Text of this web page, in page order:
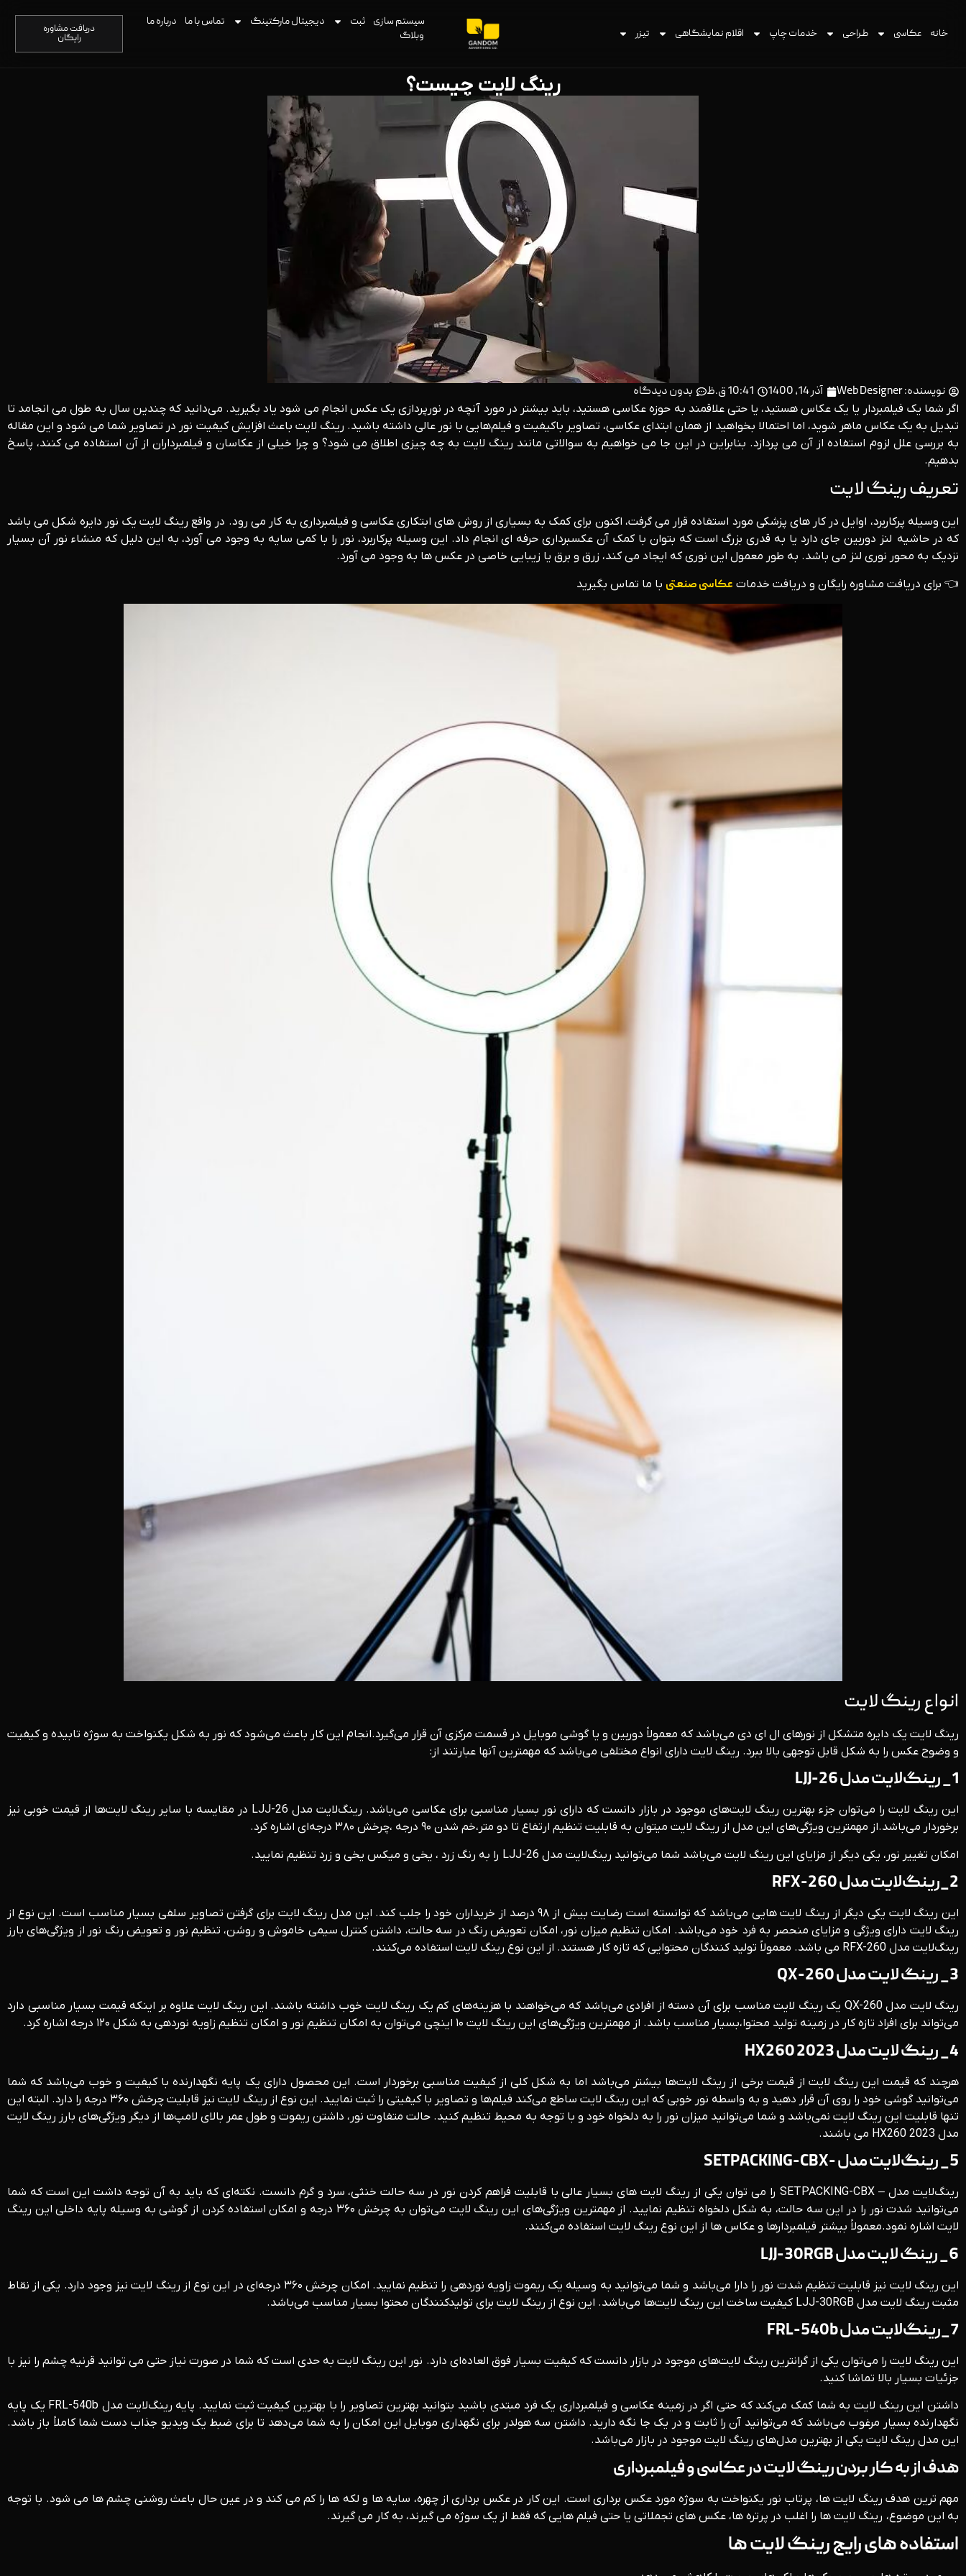
خانه عکاسی طراحی خدمات چاپ اقلام نمایشگاهی تیزر
سیستم سازی ثبت دیجیتال مارکتینگ تماس با ما
درباره ما
وبلاگ
دریافت مشاوره
رایگان
رینگ لایت چیست؟
نویسنده: آذر 14, 1400 10:41 ق.ظ بدون دیدگاه
اگر شما یک فیلمبردار یا یک عکاس هستید، یا حتی علاقمند به حوزه عکاسی هستید، باید بیشتر در مورد آنچه در نورپردازی یک عکس انجام می شود یاد بگیرید. می‌دانید که چندین سال به طول می انجامد تا
تبدیل به یک عکاس ماهر شوید، اما احتمالا بخواهید از همان ابتدای عکاسی، تصاویر باکیفیت و فیلم‌هایی با نور عالی داشته باشید. رینگ لایت باعث افزایش کیفیت نور در تصاویر شما می شود و این مقاله
به بررسی علل لزوم استفاده از آن می پردازد. بنابراین در این جا می خواهیم به سوالاتی مانند رینگ لایت به چه چیزی اطلاق می شود؟ و چرا خیلی از عکاسان و فیلمبرداران از آن استفاده می کنند، پاسخ
بدهیم.
تعریف رینگ لایت
این وسیله پرکاربرد، اوایل در کار های پزشکی مورد استفاده قرار می گرفت، اکنون برای کمک به بسیاری از روش های ابتکاری عکاسی و فیلمبرداری به کار می رود. در واقع رینگ لایت یک نور دایره شکل می باشد
که در حاشیه لنز دوربین جای دارد یا به قدری بزرگ است که بتوان با کمک آن عکسبرداری حرفه ای انجام داد. این وسیله پرکاربرد، نور را با کمی سایه به وجود می آورد، به این دلیل که منشاء نور آن بسیار
نزدیک به محور نوری لنز می باشد. به طور معمول این نوری که ایجاد می کند، زرق و برق یا زیبایی خاصی در عکس ها به وجود می آورد.
👈 برای دریافت مشاوره رایگان و دریافت خدمات عکاسی صنعتی با ما تماس بگیرید
انواع رینگ لایت
رینگ لایت یک دایره متشکل از نورهای ال ای دی می‌باشد که معمولاً دوربین و یا گوشی موبایل در قسمت مرکزی آن قرار می‌گیرد.انجام این کار باعث می‌شود که نور به شکل یکنواخت به سوژه تابیده و کیفیت
و وضوح عکس را به شکل قابل توجهی بالا ببرد. رینگ لایت دارای انواع مختلفی می‌باشد که مهمترین آنها عبارتند از:
1_ رینگ‌لایت مدل LJJ-26
این رینگ لایت را می‌توان جزء بهترین رینگ لایت‌های موجود در بازار دانست که دارای نور بسیار مناسبی برای عکاسی می‌باشد. رینگ‌لایت مدل LJJ-26 در مقایسه با سایر رینگ لایت‌ها از قیمت خوبی نیز
برخوردار می‌باشد.از مهمترین ویژگی‌های این مدل از رینگ لایت میتوان به قابلیت تنظیم ارتفاع تا دو متر،خم شدن ۹۰ درجه ،چرخش ۳۸۰ درجه‌ای اشاره کرد.
امکان تغییر نور، یکی دیگر از مزایای این رینگ لایت می‌باشد شما می‌توانید رینگ‌لایت مدل LJJ-26 را به رنگ زرد ، یخی و میکس یخی و زرد تنظیم نمایید.
2_رینگ‌لایت مدل RFX-260
این رینگ لایت یکی دیگر از رینگ‌ لایت هایی می‌باشد که توانسته است رضایت بیش از ۹۸ درصد از خریداران خود را جلب کند. این مدل رینگ لایت برای گرفتن تصاویر سلفی بسیار مناسب است. این نوع از
رینگ لایت دارای ویژگی و مزایای منحصر به فرد خود می‌باشد. امکان تنظیم میزان نور، امکان تعویض رنگ در سه حالت، داشتن کنترل سیمی خاموش و روشن، تنظیم نور و تعویض رنگ نور از ویژگی‌های بارز
رینگ‌لایت مدل RFX-260 می باشد. معمولاً تولید کنندگان محتوایی که تازه کار هستند. از این نوع رینگ لایت استفاده می‌کنند.
3_ رینگ لایت مدل QX-260
رینگ لایت مدل QX-260 یک رینگ لایت مناسب برای آن دسته از افرادی می‌باشد که می‌خواهند با هزینه‌های کم یک رینگ لایت خوب داشته باشند. این رینگ لایت علاوه بر اینکه قیمت بسیار مناسبی دارد
می‌تواند برای افراد تازه کار در زمینه تولید محتوا،بسیار مناسب باشد. از مهمترین ویژگی‌های این رینگ لایت ۱۰ اینچی می‌توان به امکان تنظیم نور و امکان تنظیم زاویه نوردهی به شکل ۱۲۰ درجه اشاره کرد.
4_ رینگ لایت مدل HX260 2023
هرچند که قیمت این رینگ لایت از قیمت برخی از رینگ لایت‌ها بیشتر می‌باشد‌ اما به شکل کلی از کیفیت مناسبی برخوردار است. این محصول دارای یک پایه نگهدارنده با کیفیت و خوب می‌باشد که شما
می‌توانید گوشی خود را روی آن قرار دهید و به واسطه نور خوبی که این رینگ لایت ساطع می‌کند فیلم‌ها و تصاویر با کیفیتی را ثبت نمایید. این نوع از رینگ لایت نیز قابلیت چرخش ۳۶۰ درجه را دارد. البته این
تنها قابلیت این رینگ لایت نمی‌باشد و شما می‌توانید میزان نور را به دلخواه خود و با توجه به محیط تنظیم کنید. حالت متفاوت نور، داشتن ریموت و طول عمر بالای لامپ‌ها از دیگر ویژگی‌های بارز رینگ لایت
مدل HX260 2023 می باشند.
5_ رینگ‌لایت مدل -SETPACKING-CBX
رینگ‌لایت مدل – SETPACKING-CBX را می‌ توان یکی از رینگ لایت‌ های بسیار عالی با قابلیت فراهم کردن نور در سه حالت خنثی، سرد و گرم دانست. نکته‌ای که باید به آن توجه داشت این است که شما
می‌توانید شدت نور را در این سه حالت، به شکل دلخواه تنظیم نمایید. از مهمترین ویژگی‌های این رینگ لایت می‌توان به چرخش ۳۶۰ درجه و امکان استفاده کردن از گوشی به وسیله پایه داخلی این رینگ
لایت اشاره نمود.معمولاً بیشتر فیلمبردارها و عکاس‌ ها از این نوع رینگ لایت استفاده می‌کنند.
6_ رینگ لایت مدل LJJ-30RGB
این رینگ لایت نیز قابلیت تنظیم شدت نور را دارا می‌باشد و شما می‌توانید به وسیله یک ریموت زاویه نوردهی را تنظیم نمایید. امکان چرخش ۳۶۰ درجه‌ای در این نوع از رینگ لایت نیز وجود دارد. یکی از نقاط
مثبت رینگ لایت مدل LJJ-30RGB کیفیت ساخت این رینگ لایت‌ها می‌باشد. این نوع از رینگ لایت برای تولیدکنندگان محتوا بسیار مناسب می‌باشد.
7_رینگ‌لایت مدل FRL-540b
این رینگ لایت را می‌توان یکی از گرانترین رینگ لایت‌های موجود در بازار دانست که کیفیت بسیار فوق العاده‌ای دارد. نور این رینگ لایت به حدی است که شما در صورت نیاز حتی می توانید قرنیه چشم را نیز با
جزئیات بسیار بالا تماشا کنید.
داشتن این رینگ لایت به شما کمک می‌کند که حتی اگر در زمینه عکاسی و فیلمبرداری یک فرد مبتدی باشید بتوانید بهترین تصاویر را با بهترین کیفیت ثبت نمایید. پایه رینگ‌لایت مدل FRL-540b یک پایه
نگهدارنده بسیار مرغوب می‌باشد که می‌توانید آن را ثابت و در یک جا نگه دارید. داشتن سه هولدر برای نگهداری موبایل این امکان را به شما می‌دهد تا برای ضبط یک ویدیو جذاب دست شما کاملاً باز باشد.
این مدل رینگ لایت یکی از بهترین مدل‌های رینگ لایت موجود در بازار می‌باشد.
هدف از به کار بردن رینگ لایت در عکاسی و فیلمبرداری
مهم ترین هدف رینگ لایت ها، پرتاب نور یکنواخت به سوژه مورد عکس برداری است. این کار در عکس برداری از چهره، سایه ها و لکه ها را کم می کند و در عین حال باعث روشنی چشم ها می شود. با توجه
به این موضوع، رینگ لایت ها را اغلب در پرتره ها، عکس های تجملاتی یا حتی فیلم هایی که فقط از یک سوژه می گیرند، به کار می گیرند.
استفاده های رایج رینگ لایت ها